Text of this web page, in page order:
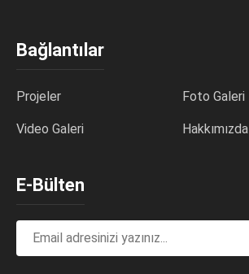
Bağlantılar
Projeler Foto Galeri
Video Galeri Hakkımızda
E-Bülten